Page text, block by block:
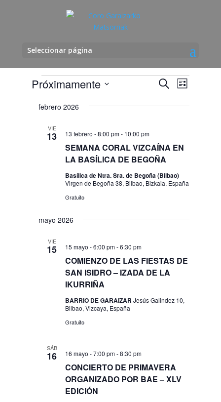
Seleccionar página
Eventos
búsqueda
de
Eventos
Buscar
de
vistas
Lista
Próximamente
fecha.
febrero 2026
VIE
13
SEMANA CORAL VIZCAÍNA EN
LA BASÍLICA DE BEGOÑA
13 febrero - 8:00 pm- 10:00 pm
Basílica de Ntra. Sra. de Begoña (Bilbao)
Virgen de Begoña 38, Bilbao, Bizkaia, España
Gratuito
mayo 2026
VIE
15
COMIENZO DE LAS FIESTAS DE
SAN ISIDRO – IZADA DE LA
IKURRIÑA
15 mayo - 6:00 pm-6:30 pm
BARRIO DE GARAIZARJesús Galindez 10,
Bilbao, Vizcaya, España
Gratuito
SÁB
16
CONCIERTO DE PRIMAVERA
ORGANIZADO POR BAE – XLV
EDICIÓN
16 mayo - 7:00 pm-8:30 pm